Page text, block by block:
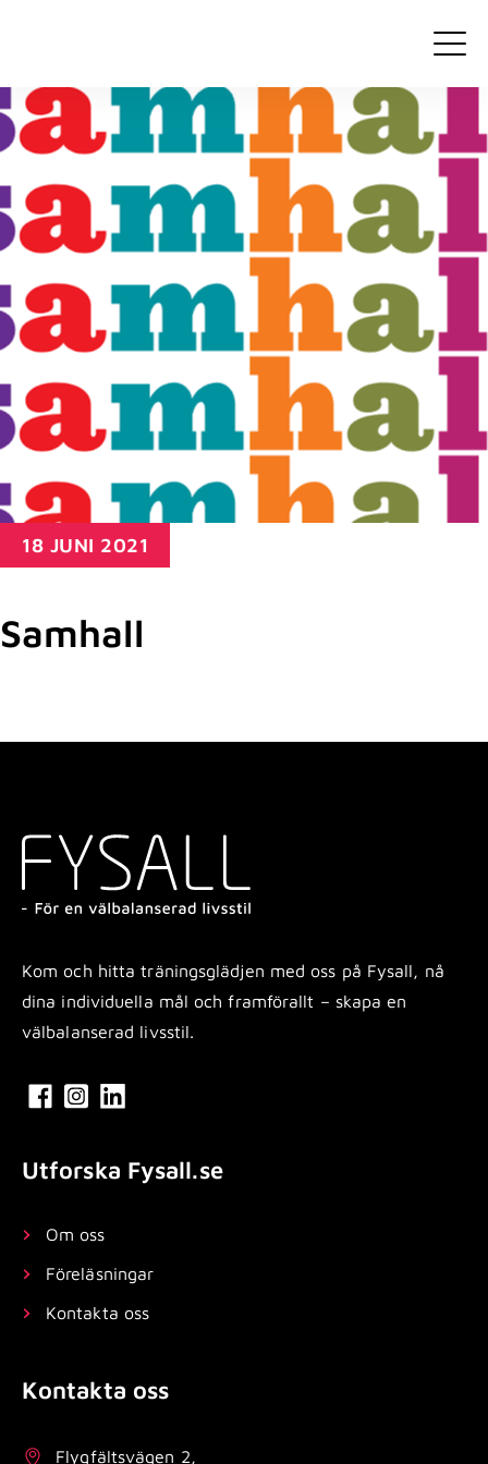
18 JUNI 2021
Samhall
Kom och hitta träningsglädjen med oss på Fysall, nå
dina individuella mål och framförallt – skapa en
välbalanserad livsstil.
Utforska Fysall.se
Om oss
Föreläsningar
Kontakta oss
Kontakta oss
Flygfältsvägen 2,